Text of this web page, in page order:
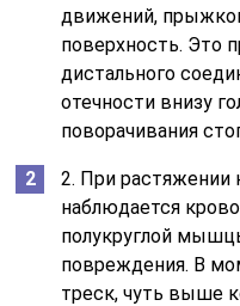
движений,
поверхность. Это
дистального
отечности внизу
поворачивания
2. При растяжении
наблюдается
полукруглой
повреждения. В
треск, чуть выше